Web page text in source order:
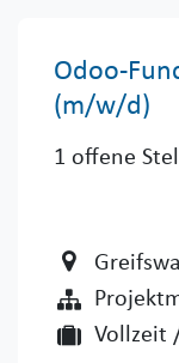
Odoo-
(m/w/d)
1 offene
Vollzeit